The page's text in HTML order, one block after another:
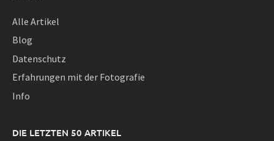
Alle Artikel
Blog
Datenschutz
Erfahrungen mit der Fotografie
Info
DIE LETZTEN 50 ARTIKEL